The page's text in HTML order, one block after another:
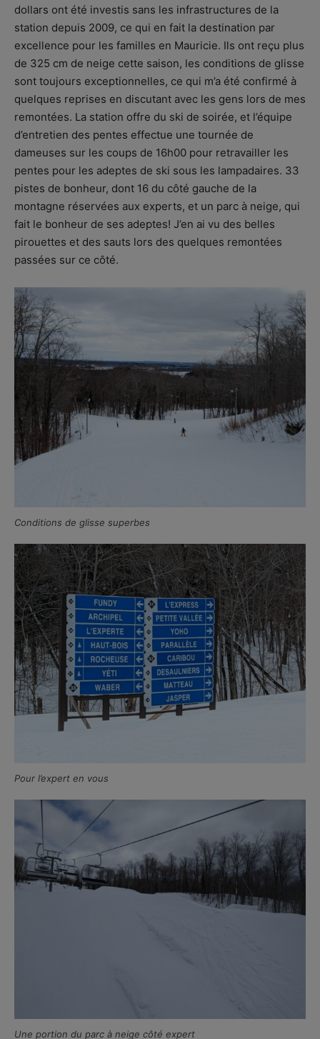
dollars ont été investis sans les infrastructures de la
station depuis 2009, ce qui en fait la destination par
excellence pour les familles en Mauricie. Ils ont reçu plus
de 325 cm de neige cette saison, les conditions de glisse
sont toujours exceptionnelles, ce qui m’a été confirmé à
quelques reprises en discutant avec les gens lors de mes
remontées. La station offre du ski de soirée, et l’équipe
d’entretien des pentes effectue une tournée de
dameuses sur les coups de 16h00 pour retravailler les
pentes pour les adeptes de ski sous les lampadaires. 33
pistes de bonheur, dont 16 du côté gauche de la
montagne réservées aux experts, et un parc à neige, qui
fait le bonheur de ses adeptes! J’en ai vu des belles
pirouettes et des sauts lors des quelques remontées
passées sur ce côté.
Conditions de glisse superbes
Pour l’expert en vous
Une portion du parc à neige côté expert